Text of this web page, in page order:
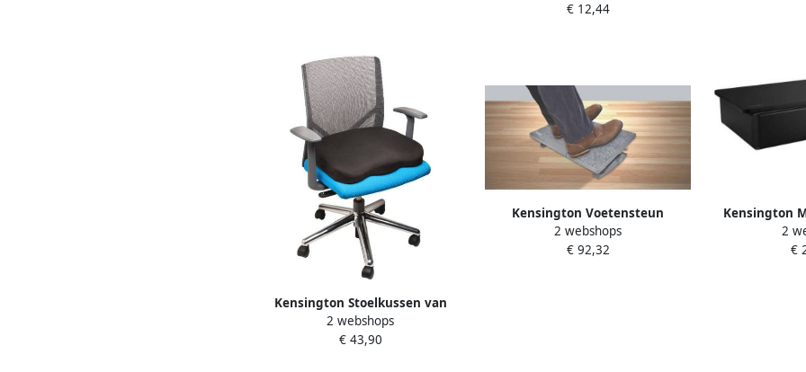
€ 12,44
Kensington Stoelkussen van
Traagschuim
2 webshops
€ 43,90
Kensington Voetensteun
SmartFit Solemate Pro Elite
2 webshops
€ 92,32
Kensington
2
€